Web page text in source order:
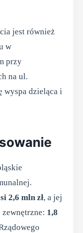
jest również
w
przy
na ul.
wyspa dzieląca i
2,6 mln zł, a jej
zewnętrzne: 1,8